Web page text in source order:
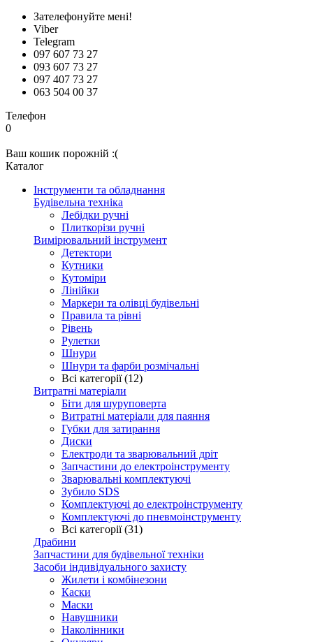
Зателефонуйте мені!
Viber
Telegram
097 607 73 27
093 607 73 27
097 407 73 27
063 504 00 37
Телефон
0
Ваш кошик порожній :(
Каталог
Інструменти та обладнання
Будівельна техніка
Лебідки ручні
Плиткорізи ручні
Вимірювальний інструмент
Детектори
Кутники
Кутоміри
Лінійки
Маркери та олівці будівельні
Правила та рівні
Рівень
Рулетки
Шнури
Шнури та фарби розмічальні
Всі категорії (12)
Витратні матеріали
Біти для шуруповерта
Витратні матеріали для паяння
Губки для затирання
Диски
Електроди та зварювальний дріт
Запчастини до електроінструменту
Зварювальні комплектуючі
Зубило SDS
Комплектуючі до електроінструменту
Комплектуючі до пневмоінструменту
Всі категорії (31)
Драбини
Запчастини для будівельної техніки
Засоби індивідуального захисту
Жилети і комбінезони
Каски
Маски
Навушники
Наколінники